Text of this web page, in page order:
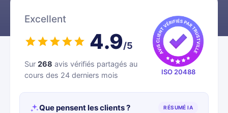
Excellent
4.9/5
Sur 268 avis vérifiés partagés au
cours des 24 derniers mois
ISO 20488
Que pensent les clients ? RÉSUMÉ IA